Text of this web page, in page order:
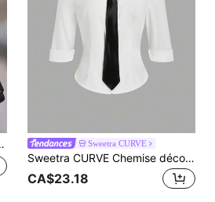
Sweetra CURVE
Sweetra CURVE Chemise décontractée chic pour femme avec cravate, coupe slim, manches 3/4, vêtement polyvalent de bureau
CA$23.18